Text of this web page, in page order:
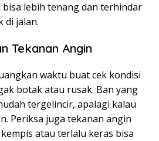
lebih tenang dan terhindar
di jalan.
Tekanan Angin
waktu buat cek kondisi
botak atau rusak. Ban yang
tergelincir, apalagi kalau
Periksa juga tekanan angin
atau terlalu keras bisa